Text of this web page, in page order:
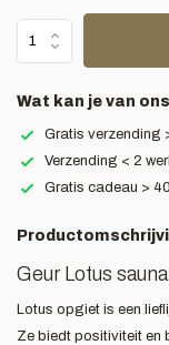
Wat kan je van
Gratis verzending
Verzending < 2
Gratis cadeau >
Geur Lotus
Lotus opgiet is een
Ze biedt positiviteit en